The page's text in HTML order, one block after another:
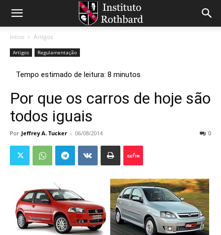
Início Artigos
Artigos Regulamentação
Por que os carros de hoje são
todos iguais
Por Jeffrey A. Tucker - 06/08/2014 0